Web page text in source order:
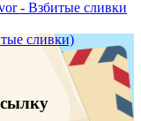
сливки)